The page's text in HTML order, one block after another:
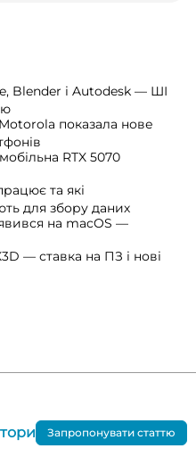
Blender і Autodesk — ШІ
показала нове
RTX 5070
та які
для збору даних
на macOS —
— ставка на ПЗ і нові
Запропонувати статтю